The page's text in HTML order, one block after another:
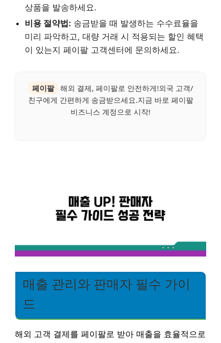
상품을 발송하세요.
비용 절약법: 송금받을 때 발생하는 수수료율을
미리 파악하고, 대량 거래 시 적용되는 할인 혜택
이 있는지 페이팔 고객센터에 문의하세요.
페이팔
해외 결제, 페이팔로 안전하게!외국 고객/
친구에게 간편하게 송금받으세요.지금 바로 페이팔
비즈니스 계정으로 시작!
매출 관리와 판매자 필수 가이
드
해외 고객 결제를 페이팔로 받아 매출을 효율적으로